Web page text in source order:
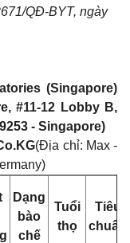
QĐ-BYT, ngày
(Singapore)
#11-12 Lobby B,
- Singapore)
(Địa chỉ: Max -
Dạng
bào
chế
Tuổi
thọ
Tiêu
chuẩn